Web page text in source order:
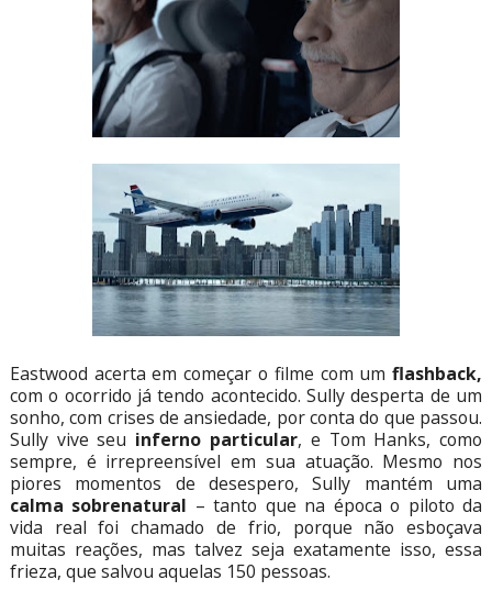
Eastwood acerta em começar o filme com um flashback,
com o ocorrido já tendo acontecido. Sully desperta de um
sonho, com crises de ansiedade, por conta do que passou.
Sully vive seu inferno particular, e Tom Hanks, como
sempre, é irrepreensível em sua atuação. Mesmo nos
piores momentos de desespero, Sully mantém uma
calma sobrenatural – tanto que na época o piloto da
vida real foi chamado de frio, porque não esboçava
muitas reações, mas talvez seja exatamente isso, essa
frieza, que salvou aquelas 150 pessoas.